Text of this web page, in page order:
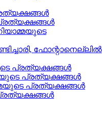
ഫോന്റാനെല്ലിൽ
പ്രത്യക്ഷങ്ങൾ
പ്രത്യക്ഷങ്ങൾ
പ്രത്യക്ഷങ്ങൾ
പ്രത്യക്ഷങ്ങൾ